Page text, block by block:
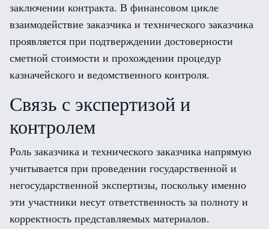
заключении контракта. В финансовом цикле
взаимодействие заказчика и технического заказчика
проявляется при подтверждении достоверности
сметной стоимости и прохождении процедур
казначейского и ведомственного контроля.
Связь с экспертизой и
контролем
Роль заказчика и технического заказчика напрямую
учитывается при проведении государственной и
негосударственной экспертизы, поскольку именно
эти участники несут ответственность за полноту и
корректность представляемых материалов.